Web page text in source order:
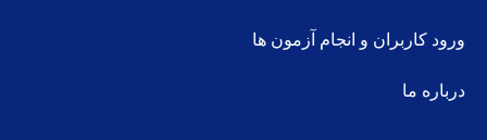
ورود کاربران و انجام آزمون ها
درباره ما